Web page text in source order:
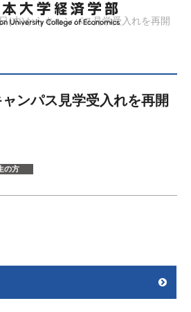
(木)からキャンパス見学受入れを再開
ンパス見学受入れを再開
の方